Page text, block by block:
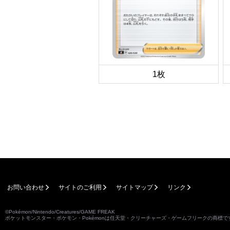
1枚
お問い合わせ サイトのご利用 サイトマップ リンク
©Pokémon/Nintendo/Creatures/GAME FREAK
ポケットモンスター・ポケモン・Pokémonは任天堂・クリーチャーズ・ゲームフリークの商標で